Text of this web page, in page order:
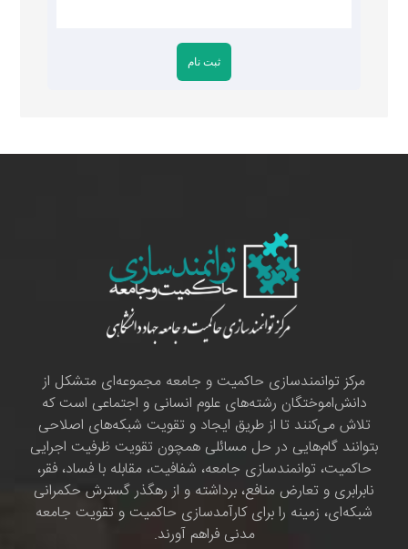
مرکز توانمندسازی حاکمیت و جامعه مجموعه‌ای متشکل از
دانش‌اموختگان رشته‌های علوم انسانی و اجتماعی است که
تلاش می‌کنند تا از طریق ایجاد و تقویت شبکه‌های اصلاحی
بتوانند گام‌هایی در حل مسائلی همچون تقویت ظرفیت اجرایی
حاکمیت، توانمندسازی جامعه، شفافیت، مقابله با فساد، فقر،
نابرابری و تعارض منافع، برداشته و از رهگذر گسترش حکمرانی
شبکه‌ای، زمینه را برای کارآمدسازی حاکمیت و تقویت جامعه
مدنی فراهم آورند.